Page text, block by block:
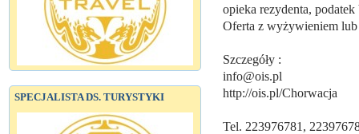
SPECJALISTA DS. TURYSTYKI
opieka rezydenta,
Oferta z wyżywieniem lub
Szczegóły :
info@ois.pl
http://ois.pl/Chorwacja
Tel. 223976781,